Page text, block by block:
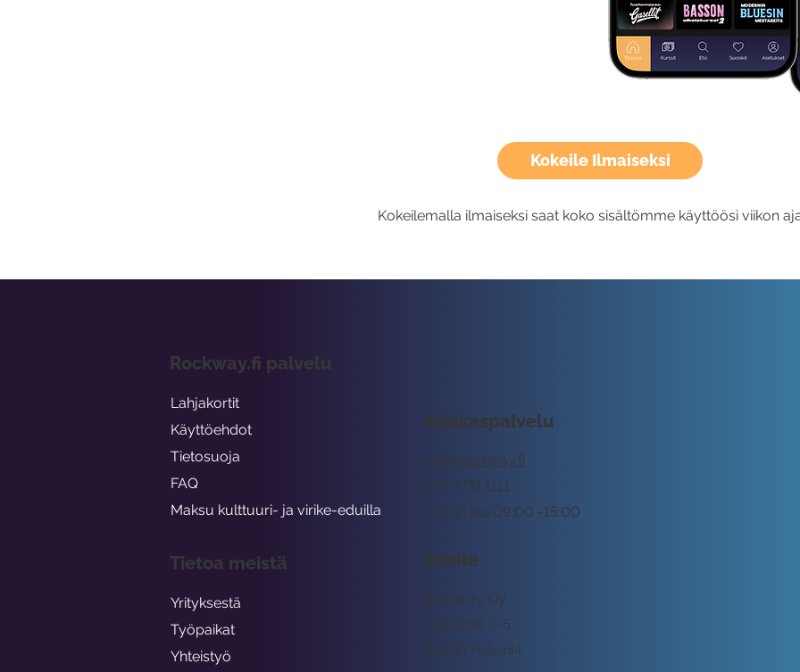
Kokeile Ilmaiseksi
Kokeilemalla ilmaiseksi saat koko sisältömme käyttöösi viikon
Asiakaspalvelu
tuki@rockway.fi
Arkisin klo 09:00 -15:00
045 7731 1111
Osoite
Rockway Oy
Lemuntie 3-5
00510 Helsinki
Rockway.fi palvelu
Lahjakortit
Käyttöehdot
Tietosuoja
FAQ
Maksu kulttuuri- ja virike-eduilla
Tietoa meistä
Yrityksestä
Työpaikat
Yhteistyö